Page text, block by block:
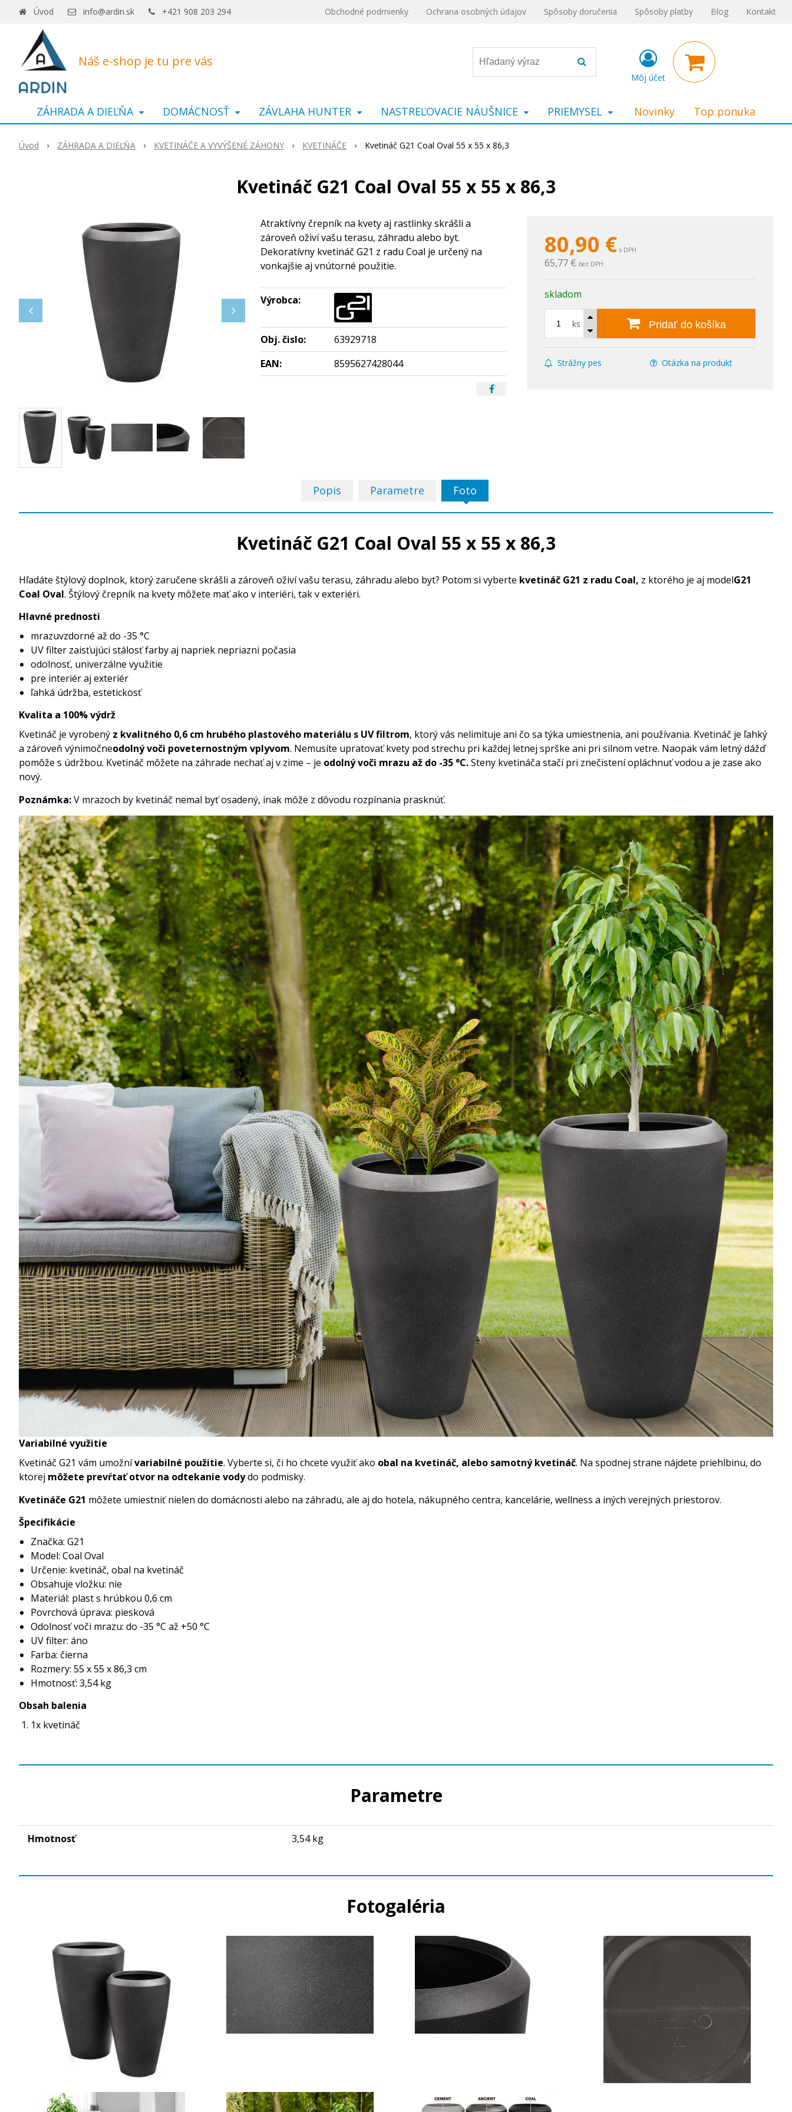
Náš e-shop je tu pre vás
Úvod info@ardin.sk +421 908 203 294 Obchodné podmienky Ochrana osobných údajov Spôsoby doručenia Spôsoby platby Blog Kontakt
Môj účet
ZÁHRADA A DIEĽŇA DOMÁCNOSŤ ZÁVLAHA HUNTER NASTREĽOVACIE NÁUŠNICE PRIEMYSEL Novinky Top ponuka
Úvod ZÁHRADA A DIEĽŇA KVETINÁČE A VYVÝŠENÉ ZÁHONY KVETINÁČE Kvetináč G21 Coal Oval 55 x 55 x 86,3
Kvetináč G21 Coal Oval 55 x 55 x 86,3
80,90 € s DPH
65,77 € bez DPH
skladom
ks Pridať do košíka
Strážny pes Otázka na produkt
Atraktívny črepník na kvety aj rastlinky skrášli a
zároveň oživí vašu terasu, záhradu alebo byt.
Dekoratívny kvetináč G21 z radu Coal je určený na
vonkajšie aj vnútorné použitie.
Výrobca:
Obj. čislo:
63929718
EAN:
8595627428044
Popis Parametre Foto
Kvetináč G21 Coal Oval 55 x 55 x 86,3
Hľadáte štýlový doplnok, ktorý zaručene skrášli a zároveň oživí vašu terasu, záhradu alebo byt? Potom si vyberte kvetináč G21 z radu Coal, z ktorého je aj modelG21
Coal Oval. Štýlový črepník na kvety môžete mať ako v interiéri, tak v exteriéri.
Hlavné prednosti
mrazuvzdorné až do -35 °C
UV filter zaisťujúci stálosť farby aj napriek nepriazni počasia
odolnosť, univerzálne využitie
pre interiér aj exteriér
ľahká údržba, estetickosť
Kvalita a 100% výdrž
Kvetináč je vyrobený z kvalitného 0,6 cm hrubého plastového materiálu s UV filtrom, ktorý vás nelimituje ani čo sa týka umiestnenia, ani používania. Kvetináč je ľahký
a zároveň výnimočneodolný voči poveternostným vplyvom. Nemusíte upratovať kvety pod strechu pri každej letnej sprške ani pri silnom vetre. Naopak vám letný dážď
pomôže s údržbou. Kvetináč môžete na záhrade nechať aj v zime – je odolný voči mrazu až do -35 °C.Steny kvetináča stačí pri znečistení opláchnuť vodou a je zase ako
nový.
Poznámka:V mrazoch by kvetináč nemal byť osadený, inak môže z dôvodu rozpínania prasknúť.
Variabilné využitie
Kvetináč G21 vám umožnívariabilné použitie. Vyberte si, či ho chcete využiť ako obal na kvetináč, alebo samotný kvetináč. Na spodnej strane nájdete priehlbinu, do
ktorej môžete prevŕtať otvor na odtekanie vodydo podmisky.
Kvetináče G21 môžete umiestniť nielen do domácnosti alebo na záhradu, ale aj do hotela, nákupného centra, kancelárie, wellness a iných verejných priestorov.
Špecifikácie
Značka: G21
Model: Coal Oval
Určenie: kvetináč, obal na kvetináč
Obsahuje vložku: nie
Materiál: plast s hrúbkou 0,6 cm
Povrchová úprava: piesková
Odolnosť voči mrazu: do -35 °C až +50 °C
UV filter: áno
Farba: čierna
Rozmery: 55 x 55 x 86,3 cm
Hmotnosť: 3,54 kg
Obsah balenia
1x kvetináč
Parametre
Hmotnosť 3,54 kg
Fotogaléria